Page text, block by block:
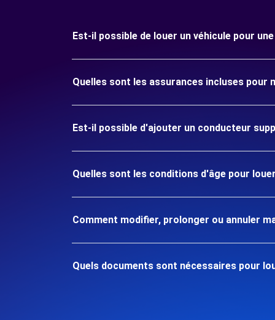
Est-il possible de louer un véhicule pour
Quelles sont les assurances incluses pour
Est-il possible d'ajouter un conducteur
Quelles sont les conditions d'âge pour
Comment modifier, prolonger ou annuler
Quels documents sont nécessaires pour